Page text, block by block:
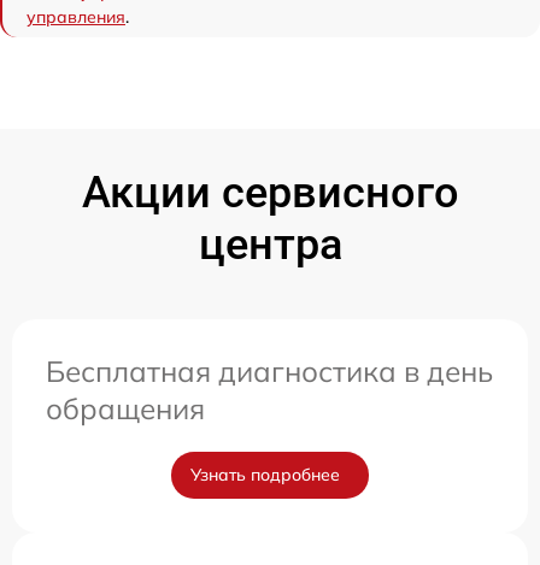
управления.
Акции сервисного
центра
Бесплатная диагностика в день
обращения
Узнать подробнее